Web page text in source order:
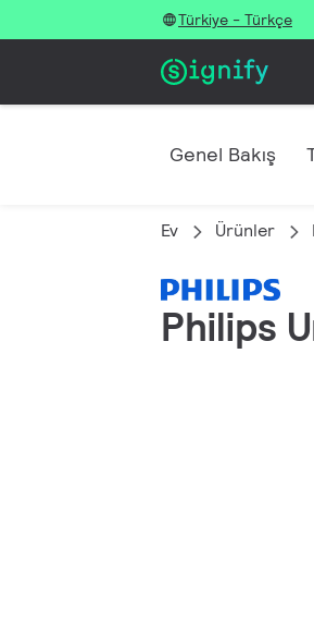
Türkiye - Türkçe
Genel Bakış
Ev Ürünler
Philips